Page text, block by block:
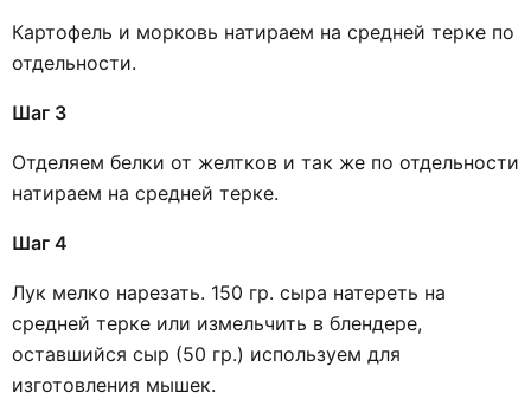
Картофель и морковь натираем на средней терке по
отдельности.
Шаг 3
Отделяем белки от желтков и так же по отдельности
натираем на средней терке.
Шаг 4
Лук мелко нарезать. 150 гр. сыра натереть на
средней терке или измельчить в блендере,
оставшийся сыр (50 гр.) используем для
изготовления мышек.